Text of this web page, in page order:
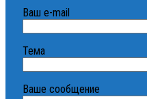
Ваш e-mail
Тема
Ваше сообщение